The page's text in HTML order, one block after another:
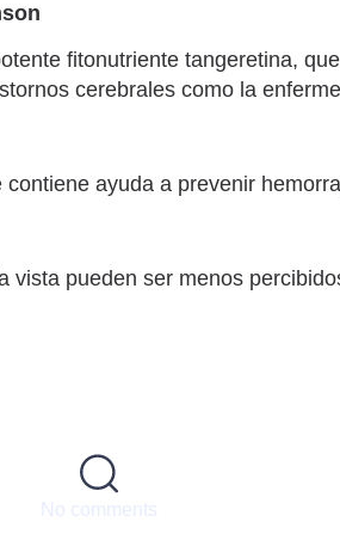
fitonutriente tangeretina,
cerebrales como la
ayuda a prevenir
vista pueden ser menos
No comments